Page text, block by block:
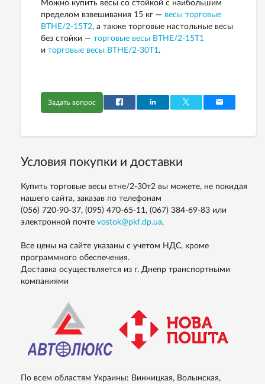
Можно купить весы со стойкой с наибольшим
пределом взвешивания 15 кг — весы торговые
ВТНЕ/2-15Т2, а также торговые настольные весы
без стойки — торговые весы ВТНЕ/2-15Т1
и торговые весы ВТНЕ/2-30Т1.
Задать вопрос
Условия покупки и доставки
Купить торговые весы втне/2-30т2 вы можете, не покидая
нашего сайта, заказав по телефонам
(056) 720-90-37, (095) 470-65-11, (067) 384-69-83 или
электронной почте vostok@pkf.dp.ua.
Все цены на сайте указаны с учетом НДС, кроме
программного обеспечения.
Доставка осуществляется из г. Днепр транспортными
компаниями
По всем областям Украины: Винницкая, Волынская,